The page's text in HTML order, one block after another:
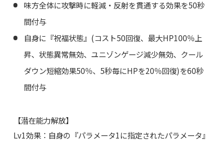
味方全体に攻撃時に軽減・反射を貫通する効果を50秒
間付与
自身に『祝福状態』(コスト50回復、最大HP100％上
昇、状態異常無効、ユニゾンゲージ減少無効、クール
ダウン短縮効果50％、5秒毎にHPを20％回復)を60秒
間付与
【潜在能力解放】
Lv1効果：自身の『パラメータ1に指定されたパラメータ』